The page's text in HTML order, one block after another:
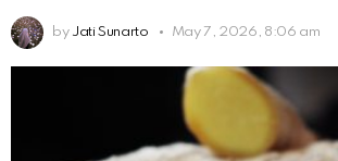
by Jati Sunarto May 7, 2026, 8:06 am